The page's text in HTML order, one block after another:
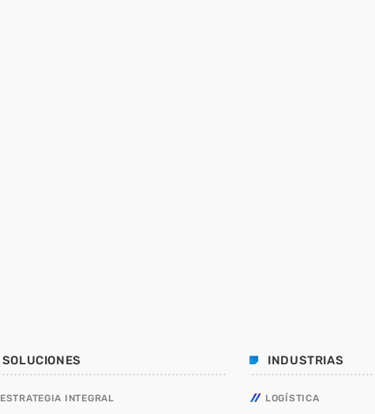
SOLUCIONES
ESTRATEGIA INTEGRAL
INDUSTRIAS
LOGÍSTICA